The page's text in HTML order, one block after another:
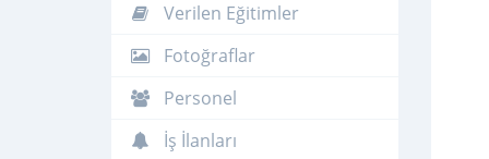
Verilen Eğitimler
Fotoğraflar
Personel
İş İlanları